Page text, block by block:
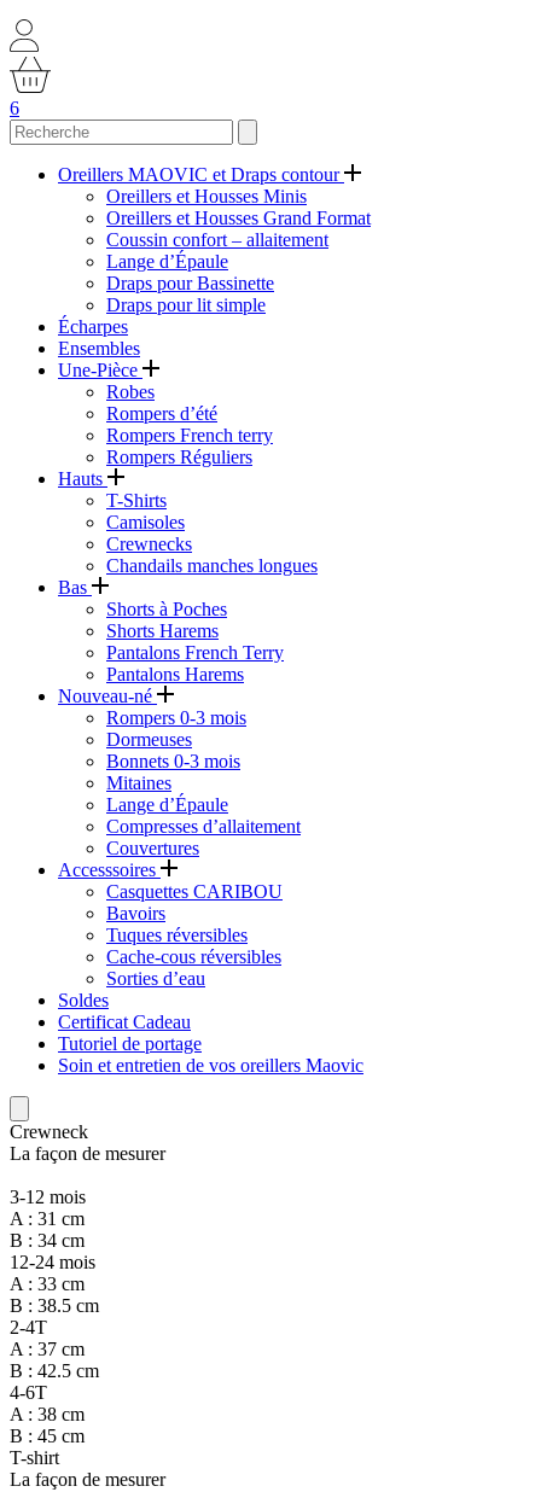
6
Oreillers MAOVIC et Draps contour
Oreillers et Housses Minis
Oreillers et Housses Grand Format
Coussin confort – allaitement
Lange d’Épaule
Draps pour Bassinette
Draps pour lit simple
Écharpes
Ensembles
Une-Pièce
Robes
Rompers d’été
Rompers French terry
Rompers Réguliers
Hauts
T-Shirts
Camisoles
Crewnecks
Chandails manches longues
Bas
Shorts à Poches
Shorts Harems
Pantalons French Terry
Pantalons Harems
Nouveau-né
Rompers 0-3 mois
Dormeuses
Bonnets 0-3 mois
Mitaines
Lange d’Épaule
Compresses d’allaitement
Couvertures
Accesssoires
Casquettes CARIBOU
Bavoirs
Tuques réversibles
Cache-cous réversibles
Sorties d’eau
Soldes
Certificat Cadeau
Tutoriel de portage
Soin et entretien de vos oreillers Maovic
Crewneck
La façon de mesurer
3-12 mois
A : 31 cm
B : 34 cm
12-24 mois
A : 33 cm
B : 38.5 cm
2-4T
A : 37 cm
B : 42.5 cm
4-6T
A : 38 cm
B : 45 cm
T-shirt
La façon de mesurer